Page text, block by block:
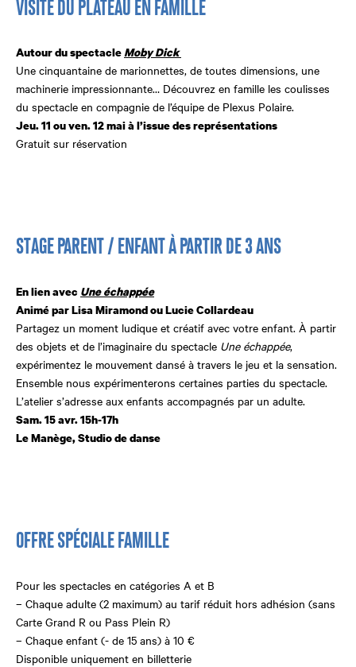
VISITE DU PLATEAU EN FAMILLE
Autour du spectacleMoby Dick
Une cinquantaine de marionnettes, de toutes dimensions, une
machinerie impressionnante… Découvrez en famille les coulisses
du spectacle en compagnie de l’équipe de Plexus Polaire.
Jeu. 11 ou ven. 12 mai à l’issuedes représentations
Gratuit sur réservation
STAGE PARENT / ENFANT À PARTIR DE 3 ANS
En lien avec Une échappée
Animé par Lisa Miramondou Lucie Collardeau
Partagez un moment ludique et créatif avec votre enfant. À partir
des objets et de l’imaginaire du spectacle Une échappée,
expérimentez le mouvement dansé à travers le jeu et la sensation.
Ensemble nous expérimenterons certaines parties du spectacle.
L’atelier s’adresse aux enfants accompagnés par un adulte.
Sam. 15 avr. 15h-17h
Le Manège, Studio de danse
OFFRE SPÉCIALE FAMILLE
Pour les spectacles en catégories A et B
– Chaque adulte (2 maximum) au tarif réduit hors adhésion (sans
Carte Grand R ou Pass Plein R)
– Chaque enfant (- de 15 ans) à 10 €
Disponible uniquement en billetterie